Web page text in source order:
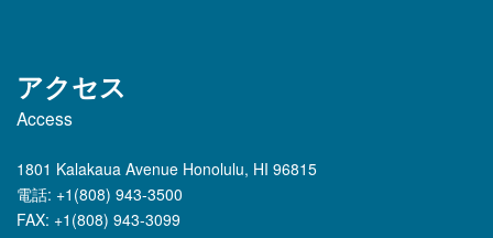
アクセス
Access
1801 Kalakaua Avenue Honolulu, HI 96815
電話: +1(808) 943-3500
FAX: +1(808) 943-3099